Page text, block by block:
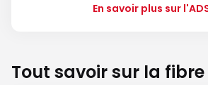
En savoir plus sur
Tout savoir sur la fibre